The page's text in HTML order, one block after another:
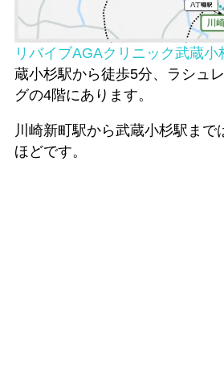
リバイブAGAクリニック武蔵小
蔵小杉駅から徒歩5分、ラシュ
グの4階にあります。
川崎新町駅から武蔵小杉駅まで
ほどです。